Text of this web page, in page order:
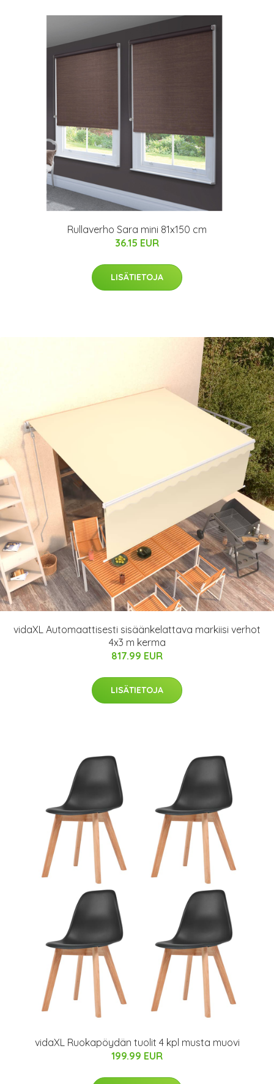
Rullaverho Sara mini 81x150 cm
36.15 EUR
LISÄTIETOJA
vidaXL Automaattisesti sisäänkelattava markiisi verhot
4x3 m kerma
817.99 EUR
LISÄTIETOJA
vidaXL Ruokapöydän tuolit 4 kpl musta muovi
199.99 EUR